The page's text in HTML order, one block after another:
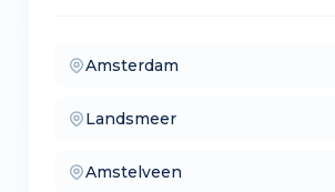
Amsterdam
— makelaars vergelijken
Landsmeer
— verkoopmakelaars
Amstelveen
— aankoopmakelaars